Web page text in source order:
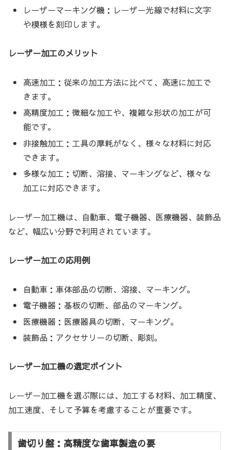
レーザーマーキング機：レーザー光線で材料に文字
や模様を刻印します。
レーザー加工のメリット
高速加工：従来の加工方法に比べて、高速に加工で
きます。
高精度加工：微細な加工や、複雑な形状の加工が可
能です。
非接触加工：工具の摩耗がなく、様々な材料に対応
できます。
多様な加工：切断、溶接、マーキングなど、様々な
加工に対応できます。
レーザー加工機は、自動車、電子機器、医療機器、装飾品
など、幅広い分野で利用されています。
レーザー加工の応用例
自動車：車体部品の切断、溶接、マーキング。
電子機器：基板の切断、部品のマーキング。
医療機器：医療器具の切断、マーキング。
装飾品：アクセサリーの切断、彫刻。
レーザー加工機の選定ポイント
レーザー加工機を選ぶ際には、加工する材料、加工精度、
加工速度、そして予算を考慮することが重要です。
歯切り盤：高精度な歯車製造の要